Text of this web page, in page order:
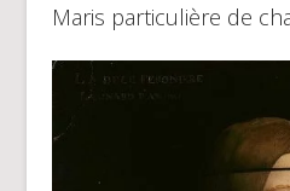
Maris particulière de